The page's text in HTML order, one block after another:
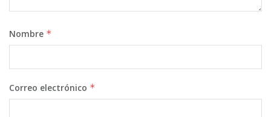
Nombre *
Correo electrónico *